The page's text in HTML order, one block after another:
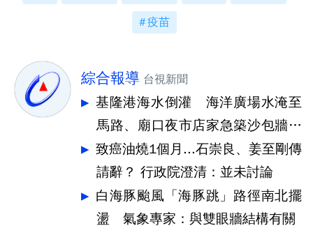
疫苗
綜合報導 台視新聞
基隆港海水倒灌 海洋廣場水淹至
馬路、廟口夜市店家急築沙包牆擋
水
致癌油燒1個月...石崇良、姜至剛傳
請辭？ 行政院澄清：並未討論
白海豚颱風「海豚跳」路徑南北擺
盪 氣象專家：與雙眼牆結構有關